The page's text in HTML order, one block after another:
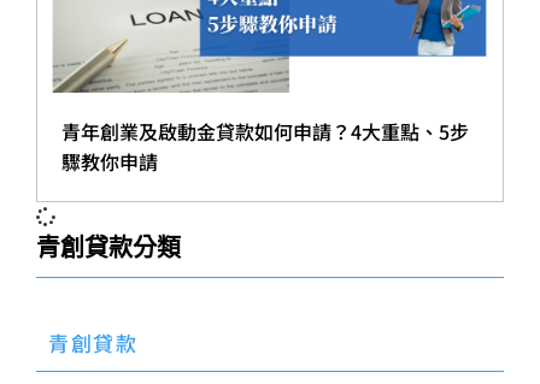
青年創業及啟動金貸款如何申請？4大重點、5步
驟教你申請
青創貸款分類
青創貸款